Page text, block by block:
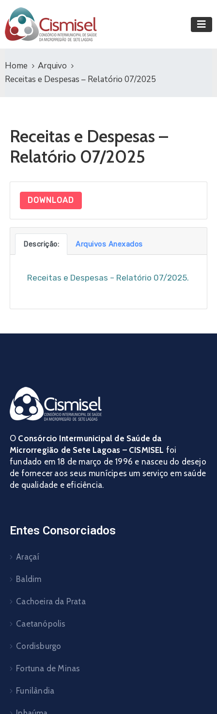
Home
Arquivo
Receitas e Despesas – Relatório 07/2025
Receitas e Despesas –
Relatório 07/2025
DOWNLOAD
Descrição: Arquivos Anexados
Receitas e Despesas – Relatório 07/2025.
O Consórcio Intermunicipal de Saúde da
Microrregião de Sete Lagoas – CISMISEL foi
fundado em 18 de março de 1996 e nasceu do desejo
de fornecer aos seus munícipes um serviço em saúde
de qualidade e eficiência.
Entes Consorciados
Araçaí
Baldim
Cachoeira da Prata
Caetanópolis
Cordisburgo
Fortuna de Minas
Funilândia